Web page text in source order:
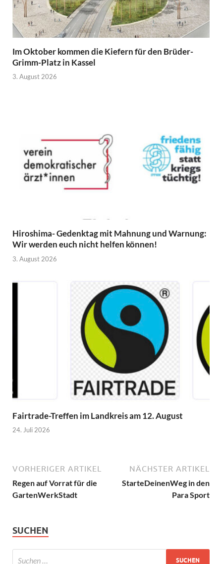
Im Oktober kommen die Kiefern für den Brüder-
Grimm-Platz in Kassel
3. August 2026
Hiroshima- Gedenktag mit Mahnung und Warnung:
Wir werden euch nicht helfen können!
3. August 2026
Fairtrade-Treffen im Landkreis am 12. August
24. Juli 2026
VORHERIGER ARTIKEL
Regen auf Vorrat für die
GartenWerkStadt
NÄCHSTER ARTIKEL
StarteDeinenWeg in den
Para Sport
SUCHEN